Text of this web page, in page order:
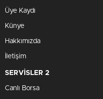
Üye Kaydı
Künye
Hakkımızda
İletişim
SERVİSLER 2
Canlı Borsa